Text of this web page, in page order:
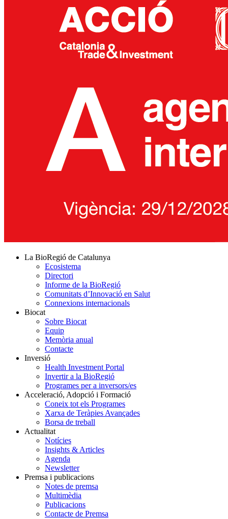
La BioRegió de Catalunya
Ecosistema
Directori
Informe de la BioRegió
Comunitats d’Innovació en Salut
Connexions internacionals
Biocat
Sobre Biocat
Equip
Memòria anual
Contacte
Inversió
Health Investment Portal
Invertir a la BioRegió
Programes per a inversors/es
Acceleració, Adopció i Formació
Coneix tot els Programes
Xarxa de Teràpies Avançades
Borsa de treball
Actualitat
Notícies
Insights & Articles
Agenda
Newsletter
Premsa i publicacions
Notes de premsa
Multimèdia
Publicacions
Contacte de Premsa